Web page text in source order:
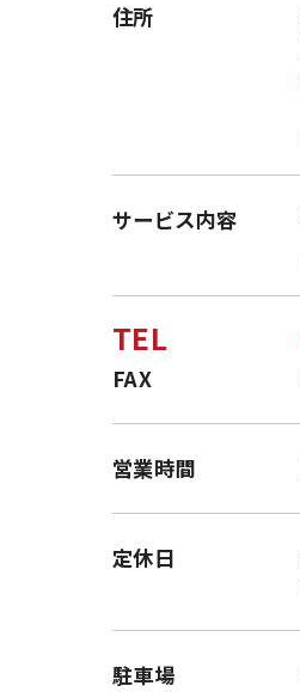
住所
サービス内容
TEL
FAX
営業時間
定休日
駐車場